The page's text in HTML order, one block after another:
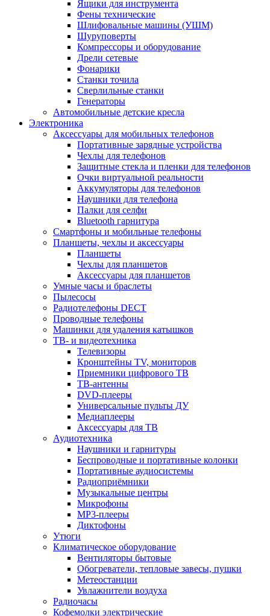
Ящики для инструмента
Фены технические
Шлифовальные машины (УШМ)
Шуруповерты
Компрессоры и оборудование
Дрели сетевые
Фонарики
Станки точила
Сверлильные станки
Генераторы
Автомобильные детские кресла
Электроника
Аксессуары для мобильных телефонов
Портативные зарядные устройства
Чехлы для телефонов
Защитные стекла и пленки для телефонов
Очки виртуальной реальности
Аккумуляторы для телефонов
Наушники для телефона
Палки для селфи
Bluetooth гарнитура
Смартфоны и мобильные телефоны
Планшеты, чехлы и аксессуары
Планшеты
Чехлы для планшетов
Аксессуары для планшетов
Умные часы и браслеты
Пылесосы
Радиотелефоны DECT
Проводные телефоны
Машинки для удаления катышков
ТВ- и видеотехника
Телевизоры
Кронштейны TV, мониторов
Приемники цифрового ТВ
ТВ-антенны
DVD-плееры
Универсальные пульты ДУ
Медиаплееры
Аксессуары для ТВ
Аудиотехника
Наушники и гарнитуры
Беспроводные и портативные колонки
Портативные аудиосистемы
Радиоприёмники
Музыкальные центры
Микрофоны
MP3-плееры
Диктофоны
Утюги
Климатическое оборудование
Вентиляторы бытовые
Обогреватели, тепловые завесы, пушки
Метеостанции
Увлажнители воздуха
Радиочасы
Кофемолки электрические